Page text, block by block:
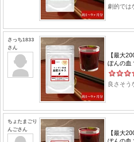
劇的では
さっち1833
さん
【最大
ぽんの血
良さそう
ちょたまごり
んごさん
【最大